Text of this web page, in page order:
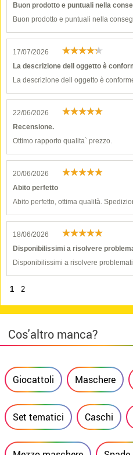
Buon prodotto e puntuali nella
Buon prodotto e puntuali nella
17/07/2026
La descrizione dell oggetto è
La descrizione dell oggetto è
22/06/2026
Recensione.
Ottimo rapporto qualita` prezzo.
20/06/2026
Abito perfetto
Abito perfetto, ottima qualità.
18/06/2026
Disponibilissimi a risolvere
Disponibilissimi a risolvere
1 2
Cos'altro manca?
Giocattoli Maschere
Set tematici Caschi